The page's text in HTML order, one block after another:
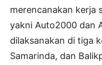
merencanakan kerja
yakni Auto2000 dan
dilaksanakan di tiga
Samarinda, dan